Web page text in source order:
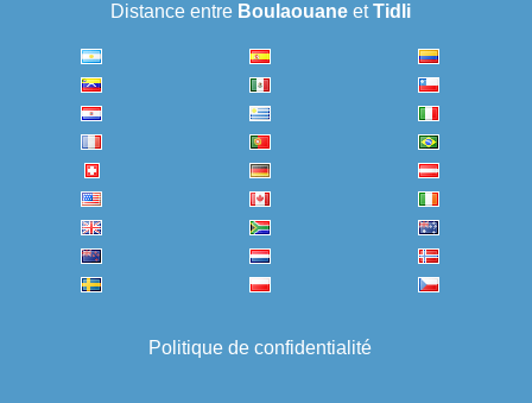
Distance entre BoulaouaneetTidli
Politique de confidentialité